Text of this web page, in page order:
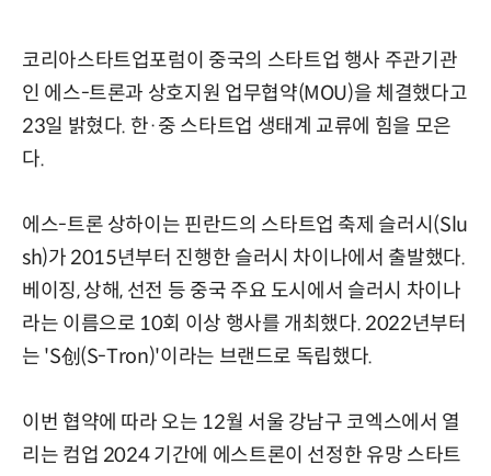
코리아스타트업포럼이 중국의 스타트업 행사 주관기관
인 에스-트론과 상호지원 업무협약(MOU)을 체결했다고
23일 밝혔다. 한·중 스타트업 생태계 교류에 힘을 모은
다.
에스-트론 상하이는 핀란드의 스타트업 축제 슬러시(Slu
sh)가 2015년부터 진행한 슬러시 차이나에서 출발했다.
베이징, 상해, 선전 등 중국 주요 도시에서 슬러시 차이나
라는 이름으로 10회 이상 행사를 개최했다. 2022년부터
는 'S创(S-Tron)'이라는 브랜드로 독립했다.
이번 협약에 따라 오는 12월 서울 강남구 코엑스에서 열
리는 컴업 2024 기간에 에스트론이 선정한 유망 스타트